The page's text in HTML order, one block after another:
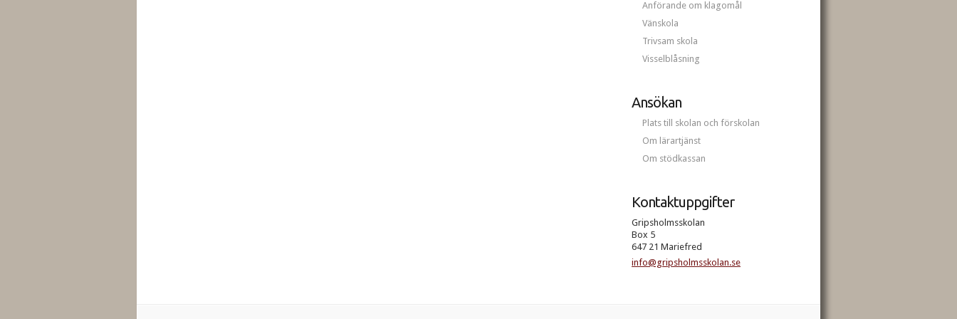
Anförande om klagomål
Vänskola
Trivsam skola
Visselblåsning
Ansökan
Plats till skolan och förskolan
Om lärartjänst
Om stödkassan
Kontaktuppgifter
Gripsholmsskolan
Box 5
647 21 Mariefred
info@gripsholmsskolan.se